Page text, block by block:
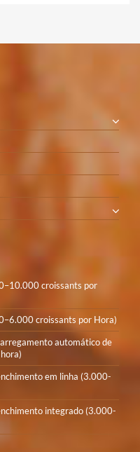
croissants por
croissants por Hora)
automático de
em linha (3.000-
integrado (3.000-